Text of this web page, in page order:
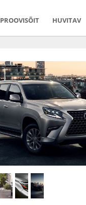
PROOVISÕIT HUVITAV